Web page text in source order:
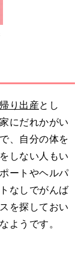
り出産とし
にだれかがい
、自分の体を
しない人もい
ートやヘルパ
なしでがんば
を探しておい
ようです。